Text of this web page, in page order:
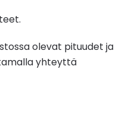
olevat pituudet ja
yhteyttä